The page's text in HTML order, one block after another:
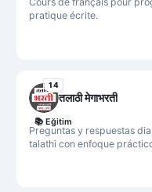
pratique écrite.
14
तलाठी मेगाभरती
Preguntas y respuestas
talathi con enfoque
📚 Eğitim